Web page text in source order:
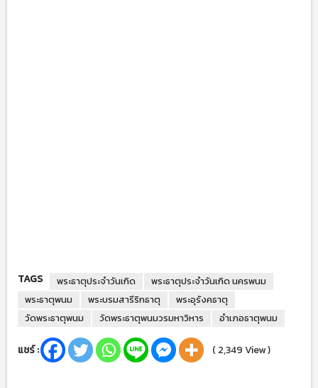
TAGS พระธาตุประจำวันเกิด
พระธาตุประจำวันเกิด นครพนม
พระธาตุพนม
พระบรมสารีริกธาตุ
พระอุรังคธาตุ
วัดพระธาตุพนม
วัดพระธาตุพนมวรมหาวิหาร อำเภอธาตุพนม
แชร์ : ( 2,349 View )